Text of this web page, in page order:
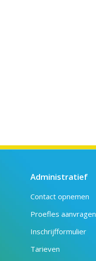
Administratief
Contact opnemen
Proefles aanvragen
Inschrijfformulier
Tarieven